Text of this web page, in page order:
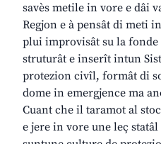
savès metile in vore e dâi
Regjon e à pensât di meti
plui improvisât su la
struturât e inserît intun
protezion civîl, formât di
dome in emergjence ma
Cuant che il taramot al
e jere in vore une leç